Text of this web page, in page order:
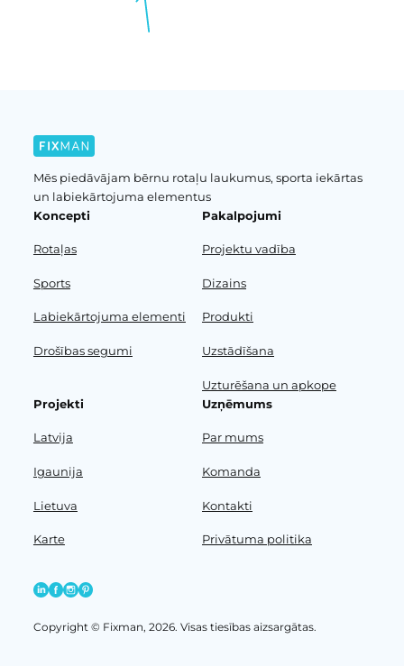
Mēs piedāvājam bērnu rotaļu laukumus, sporta iekārtas
un labiekārtojuma elementus
Koncepti
Rotaļas
Sports
Labiekārtojuma elementi
Drošības segumi
Pakalpojumi
Projektu vadība
Dizains
Produkti
Uzstādīšana
Uzturēšana un apkope
Projekti
Latvija
Igaunija
Lietuva
Karte
Uzņēmums
Par mums
Komanda
Kontakti
Privātuma politika
Copyright © Fixman, 2026. Visas tiesības aizsargātas.